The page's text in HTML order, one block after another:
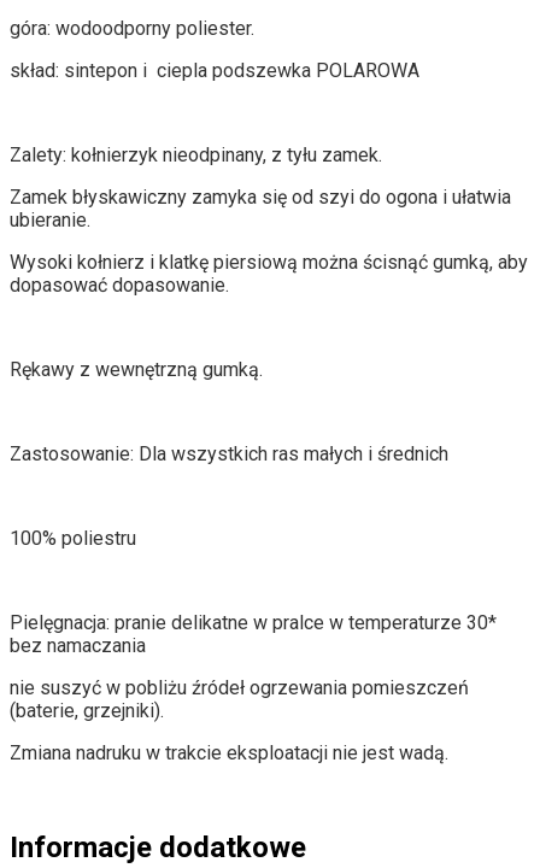
góra: wodoodporny poliester.
skład: sintepon i ciepla podszewka POLAROWA
Zalety: kołnierzyk nieodpinany, z tyłu zamek.
Zamek błyskawiczny zamyka się od szyi do ogona i ułatwia
ubieranie.
Wysoki kołnierz i klatkę piersiową można ścisnąć gumką, aby
dopasować dopasowanie.
Rękawy z wewnętrzną gumką.
Zastosowanie: Dla wszystkich ras małych i średnich
100% poliestru
Pielęgnacja: pranie delikatne w pralce w temperaturze 30*
bez namaczania
nie suszyć w pobliżu źródeł ogrzewania pomieszczeń
(baterie, grzejniki).
Zmiana nadruku w trakcie eksploatacji nie jest wadą.
Informacje dodatkowe